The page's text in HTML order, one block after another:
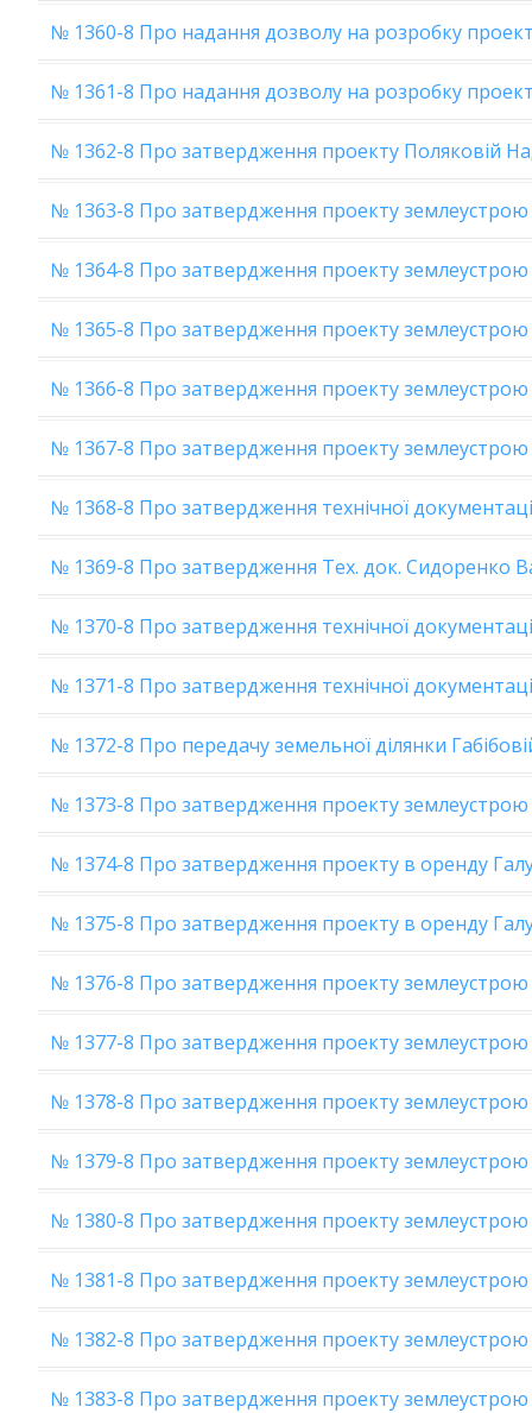
№ 1360-8 Про надання дозволу на розробку
№ 1361-8 Про надання дозволу на розробку
№ 1362-8 Про затвердження проекту Поляковій
№ 1363-8 Про затвердження проекту землеустрою
№ 1364-8 Про затвердження проекту
№ 1365-8 Про затвердження проекту
№ 1366-8 Про затвердження проекту
№ 1367-8 Про затвердження проекту
№ 1368-8 Про затвердження технічної
№ 1369-8 Про затвердження Тех. док. Сидоренко
№ 1370-8 Про затвердження технічної
№ 1371-8 Про затвердження технічної
№ 1372-8 Про передачу земельної ділянки
№ 1373-8 Про затвердження проекту землеустрою
№ 1374-8 Про затвердження проекту в оренду
№ 1375-8 Про затвердження проекту в оренду
№ 1376-8 Про затвердження проекту
№ 1377-8 Про затвердження проекту
№ 1378-8 Про затвердження проекту землеустрою
№ 1379-8 Про затвердження проекту землеустрою
№ 1380-8 Про затвердження проекту
№ 1381-8 Про затвердження проекту землеустрою
№ 1382-8 Про затвердження проекту
№ 1383-8 Про затвердження проекту